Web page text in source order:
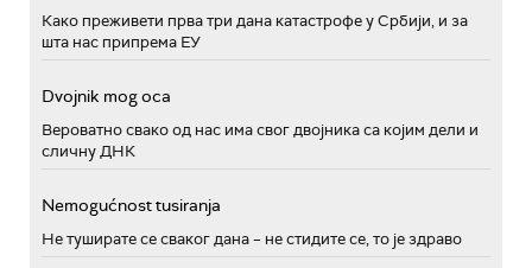
Како преживети прва три дана катастрофе у Србији, и за
шта нас припрема ЕУ
Dvojnik mog oca
Вероватно свако од нас има свог двојника са којим дели и
сличну ДНК
Nemogućnost tusiranja
Не туширате се сваког дана – не стидите се, то је здраво